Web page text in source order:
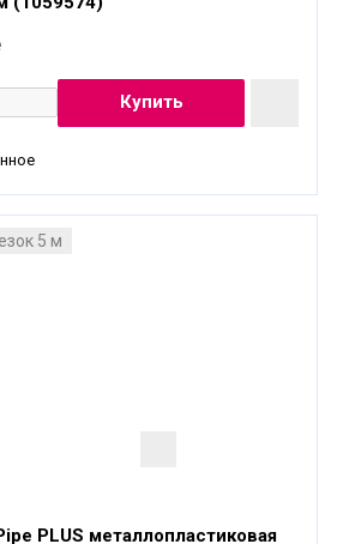
5 м
PLUS металлопластиковая